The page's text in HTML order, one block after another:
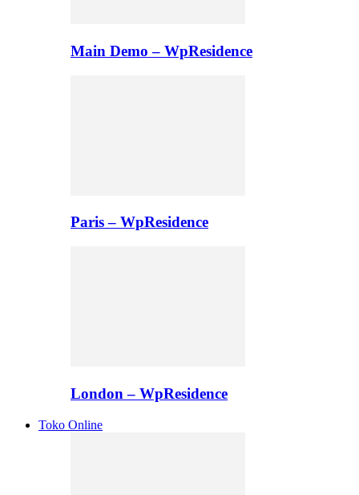
Main Demo – WpResidence
Paris – WpResidence
London – WpResidence
Toko Online